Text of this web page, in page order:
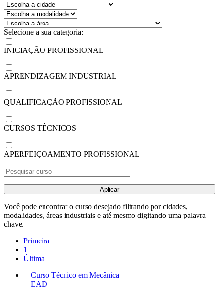
Selecione a sua categoria:
INICIAÇÃO PROFISSIONAL
APRENDIZAGEM INDUSTRIAL
QUALIFICAÇÃO PROFISSIONAL
CURSOS TÉCNICOS
APERFEIÇOAMENTO PROFISSIONAL
Aplicar
Você pode encontrar o curso desejado filtrando por cidades,
modalidades, áreas industriais e até mesmo digitando uma palavra
chave.
Primeira
1
Última
Curso Técnico em Mecânica
EAD